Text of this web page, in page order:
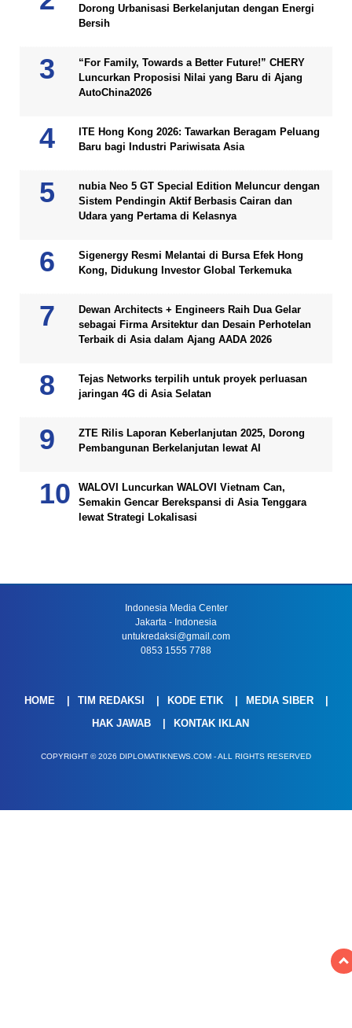
Dorong Urbanisasi Berkelanjutan dengan Energi
Bersih
“For Family, Towards a Better Future!” CHERY
Luncurkan Proposisi Nilai yang Baru di Ajang
AutoChina2026
ITE Hong Kong 2026: Tawarkan Beragam Peluang
Baru bagi Industri Pariwisata Asia
nubia Neo 5 GT Special Edition Meluncur dengan
Sistem Pendingin Aktif Berbasis Cairan dan
Udara yang Pertama di Kelasnya
Sigenergy Resmi Melantai di Bursa Efek Hong
Kong, Didukung Investor Global Terkemuka
Dewan Architects + Engineers Raih Dua Gelar
sebagai Firma Arsitektur dan Desain Perhotelan
Terbaik di Asia dalam Ajang AADA 2026
Tejas Networks terpilih untuk proyek perluasan
jaringan 4G di Asia Selatan
ZTE Rilis Laporan Keberlanjutan 2025, Dorong
Pembangunan Berkelanjutan lewat AI
WALOVI Luncurkan WALOVI Vietnam Can,
Semakin Gencar Berekspansi di Asia Tenggara
lewat Strategi Lokalisasi
Indonesia Media Center
Jakarta - Indonesia
untukredaksi@gmail.com
0853 1555 7788
HOME TIM REDAKSI KODE ETIK
MEDIA SIBER
HAK JAWAB
KONTAK IKLAN
COPYRIGHT © 2026 DIPLOMATIKNEWS.COM - ALL RIGHTS RESERVED